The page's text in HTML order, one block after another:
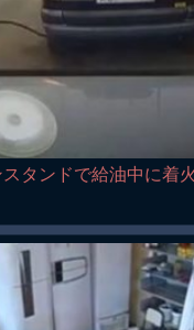
タンドで給油中に着